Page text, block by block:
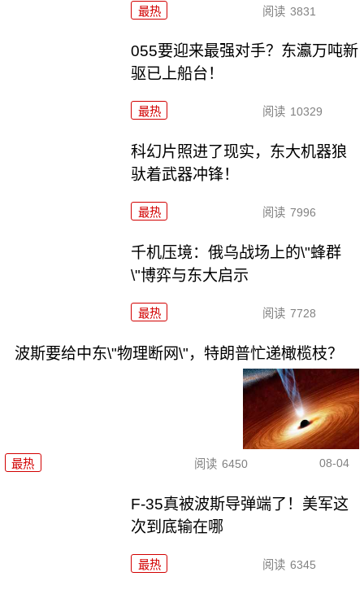
最热 阅读 3831
055要迎来最强对手？东瀛万吨新
驱已上船台！
最热 阅读 10329
科幻片照进了现实，东大机器狼
驮着武器冲锋！
最热 阅读 7996
千机压境：俄乌战场上的\"蜂群
\"博弈与东大启示
最热 阅读 7728
波斯要给中东\"物理断网\"，特朗普忙递橄榄枝？
最热 阅读 6450 08-04
F-35真被波斯导弹端了！美军这
次到底输在哪
最热 阅读 6345